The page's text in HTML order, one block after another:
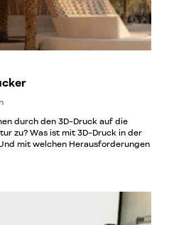
durch den 3D-Druck auf die
zu? Was ist mit 3D-Druck in der
mit welchen Herausforderungen